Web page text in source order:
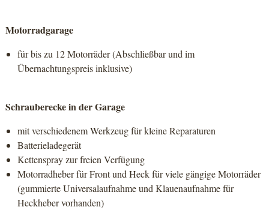
Motorradgarage
für bis zu 12 Motorräder (Abschließbar und im
Übernachtungspreis inklusive)
Schrauberecke in der Garage
mit verschiedenem Werkzeug für kleine Reparaturen
Batterieladegerät
Kettenspray zur freien Verfügung
Motorradheber für Front und Heck für viele gängige Motorräder
(gummierte Universalaufnahme und Klauenaufnahme für
Heckheber vorhanden)